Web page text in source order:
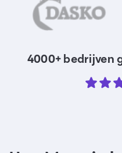
4000+ bedrijven